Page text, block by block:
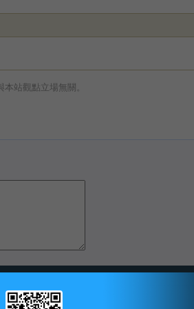
站觀點立場無關。